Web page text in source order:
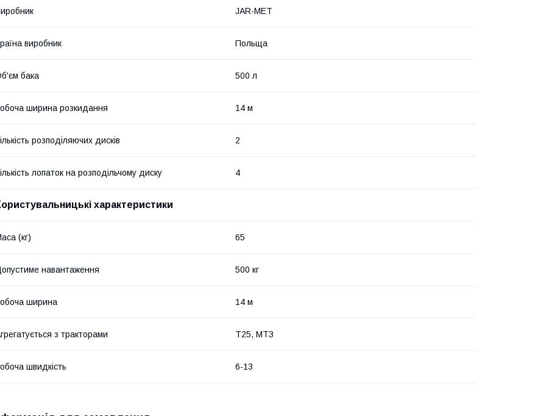
JAR-MET
виробник Польща
бака 500 л
ширина розкидання 14 м
розподіляючих дисків 2
лопаток на розподільчому диску 4
характеристики
(кг) 65
навантаження 500 кг
ширина 14 м
з тракторами Т25, МТЗ
швидкість 6-13